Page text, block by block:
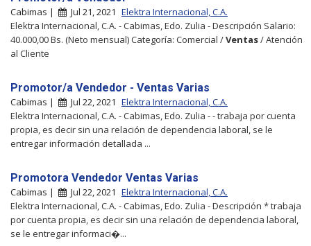
Cabimas | Jul 21, 2021 Elektra Internacional, C.A.
Elektra Internacional, C.A. - Cabimas, Edo. Zulia - Descripción Salario:
40.000,00 Bs. (Neto mensual) Categoría: Comercial /Ventas/ Atención
al Cliente
Promotor/a Vendedor - Ventas Varias
Cabimas | Jul 22, 2021 Elektra Internacional, C.A.
Elektra Internacional, C.A. - Cabimas, Edo. Zulia - - trabaja por cuenta
propia, es decir sin una relación de dependencia laboral, se le
entregar información detallada ...
Promotora Vendedor Ventas Varias
Cabimas | Jul 22, 2021 Elektra Internacional, C.A.
Elektra Internacional, C.A. - Cabimas, Edo. Zulia - Descripción * trabaja
por cuenta propia, es decir sin una relación de dependencia laboral,
se le entregar informaci�...